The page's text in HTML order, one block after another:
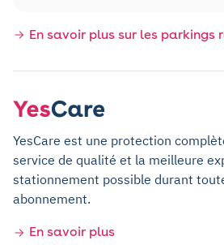
En savoir plus sur les parkings
YesCare est une protection
service de qualité et la meilleure
stationnement possible durant
abonnement.
En savoir plus